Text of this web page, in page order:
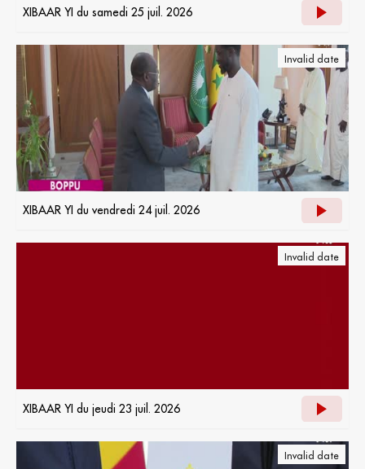
XIBAAR YI du samedi 25 juil. 2026
Invalid date
XIBAAR YI du vendredi 24 juil. 2026
Invalid date
XIBAAR YI du jeudi 23 juil. 2026
Invalid date